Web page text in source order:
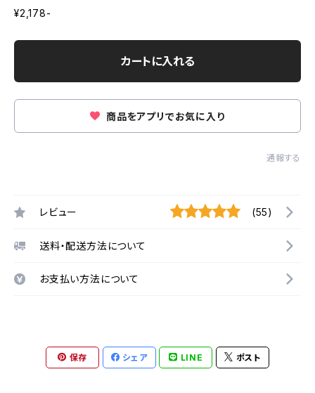
¥2,178-
カートに入れる
商品をアプリでお気に入り
通報する
レビュー (55)
送料・配送方法について
お支払い方法について
保存 シェア LINE ポスト